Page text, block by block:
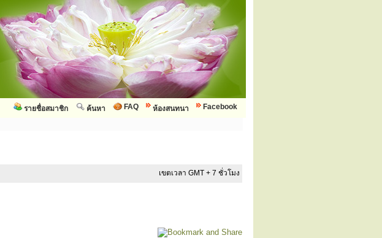
Facebook
ห้องสนทนา
FAQ
ค้นหา
รายชื่อสมาชิก
เขตเวลา GMT + 7 ชั่วโมง